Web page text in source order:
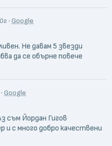
· Google
Не давам 5 звезди
да се обърне повече
· Google
съм Йордан Гигов
и с много добро качествени